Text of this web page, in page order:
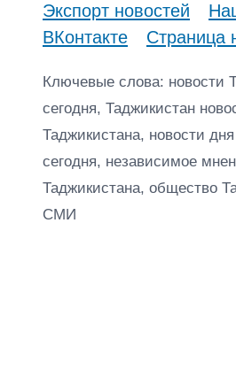
Экспорт новостей
ВКонтакте
Страница
Ключевые слова: новости
сегодня, Таджикистан
Таджикистана, новости
сегодня, независимое
Таджикистана, общество
СМИ